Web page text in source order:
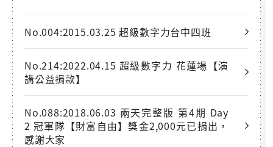
No.004:2015.03.25 超級數字力台中四班
No.214:2022.04.15 超級數字力 花蓮場【演
講公益捐款】
No.088:2018.06.03 兩天完整版 第4期 Day
2 冠軍隊【財富自由】獎金2,000元已捐出，
感謝大家